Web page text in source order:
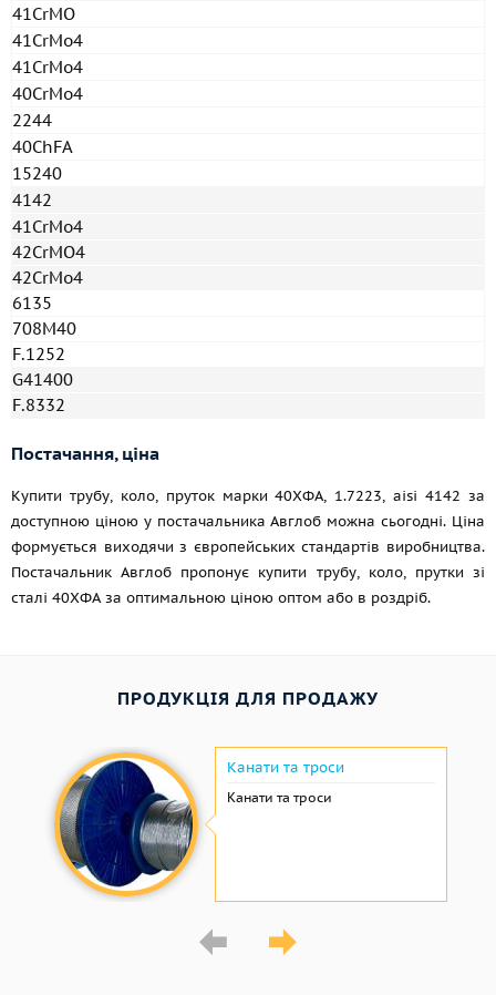
41CrMO
41CrMo4
41CrMo4
40CrMo4
2244
40ChFA
15240
4142
41CrMo4
42CrMO4
42CrMo4
6135
708M40
F.1252
G41400
F.8332
Постачання, ціна
Купити трубу, коло, пруток марки 40ХФА, 1.7223, aisi 4142 за
доступною ціною у постачальника Авглоб можна сьогодні. Ціна
формується виходячи з європейських стандартів виробництва.
Постачальник Авглоб пропонує купити трубу, коло, прутки зі
сталі 40ХФА за оптимальною ціною оптом або в роздріб.
ПРОДУКЦІЯ ДЛЯ ПРОДАЖУ
Канати та троси
Канати та троси